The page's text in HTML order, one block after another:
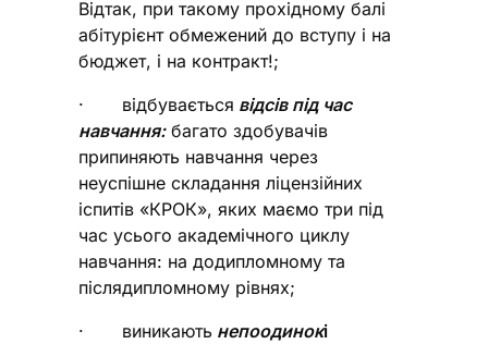
Відтак, при такому прохідному балі
абітурієнт обмежений до вступу і на
бюджет, і на контракт!;
· відбувається відсів під час
навчання:багато здобувачів
припиняють навчання через
неуспішне складання ліцензійних
іспитів «КРОК», яких маємо три під
час усього академічного циклу
навчання: на додипломному та
післядипломному рівнях;
· виникають непоодинокі